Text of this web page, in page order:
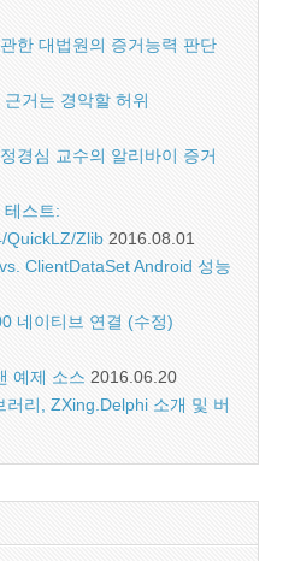
한 대법원의 증거능력 판단
거는 경악할 허위
경심 교수의 알리바이 증거
테스트:
QuickLZ/Zlib 2016.08.01
ClientDataSet Android 성능
네이티브 연결 (수정)
예제 소스 2016.06.20
리, ZXing.Delphi 소개 및 버